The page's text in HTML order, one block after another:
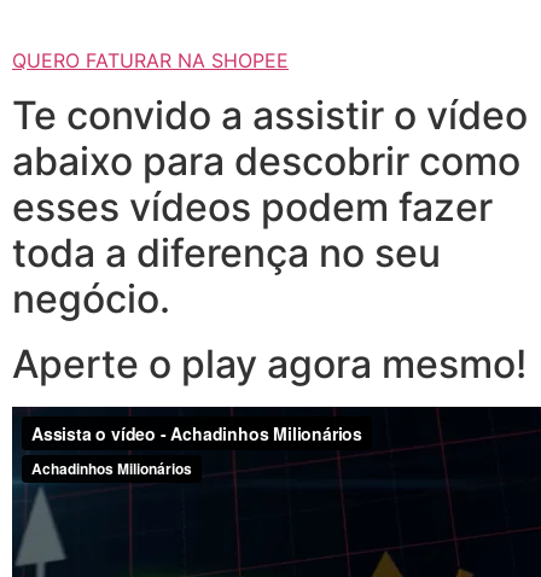
QUERO FATURAR NA SHOPEE
Te convido a assistir o vídeo
abaixo para descobrir como
esses vídeos podem fazer
toda a diferença no seu
negócio.
Aperte o play agora mesmo!